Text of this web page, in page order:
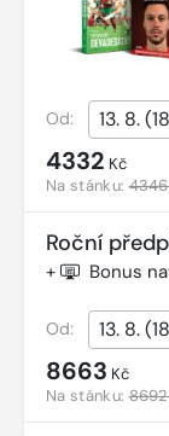
Od:
4332 Kč
Na stánku:
Roční
+ Bonus
Od:
8663 Kč
Na stánku: